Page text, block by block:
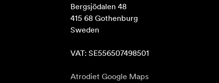
Bergsjödalen 48
415 68 Gothenburg
Sweden
VAT: SE556507498501
Atrodiet Google Maps